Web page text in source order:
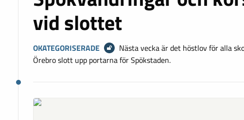
vid slottet
OKATEGORISERADE
Nästa vecka är det höstlov för alla
Örebro slott upp portarna för Spökstaden.